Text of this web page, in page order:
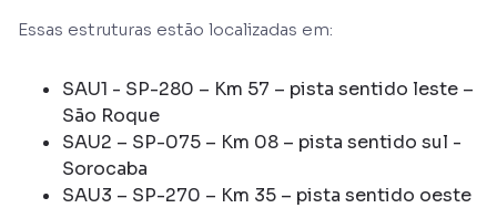
Essas estruturas estão localizadas em:
SAU1 - SP-280 – Km 57 – pista sentido leste –
São Roque
SAU2 – SP-075 – Km 08 – pista sentido sul -
Sorocaba
SAU3 – SP-270 – Km 35 – pista sentido oeste